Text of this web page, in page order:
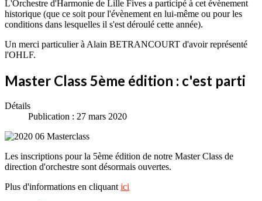
L'Orchestre d'Harmonie de Lille Fives a participé à cet évènement
historique (que ce soit pour l'évènement en lui-même ou pour les
conditions dans lesquelles il s'est déroulé cette année).
Un merci particulier à Alain BETRANCOURT d'avoir représenté
l'OHLF.
Master Class 5ème édition : c'est parti
Détails
Publication : 27 mars 2020
Les inscriptions pour la 5ème édition de notre Master Class de
direction d'orchestre sont désormais ouvertes.
Plus d'informations en cliquant ici